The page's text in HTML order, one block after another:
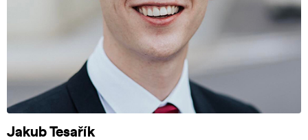
Jakub Tesařík